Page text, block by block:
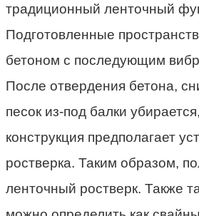
традиционный ленточный
Подготовленные
бетоном с последующим
После отвердения бетона,
песок из-под балки
конструкция предполагает
ростверка. Таким образом,
ленточный ростверк. Также